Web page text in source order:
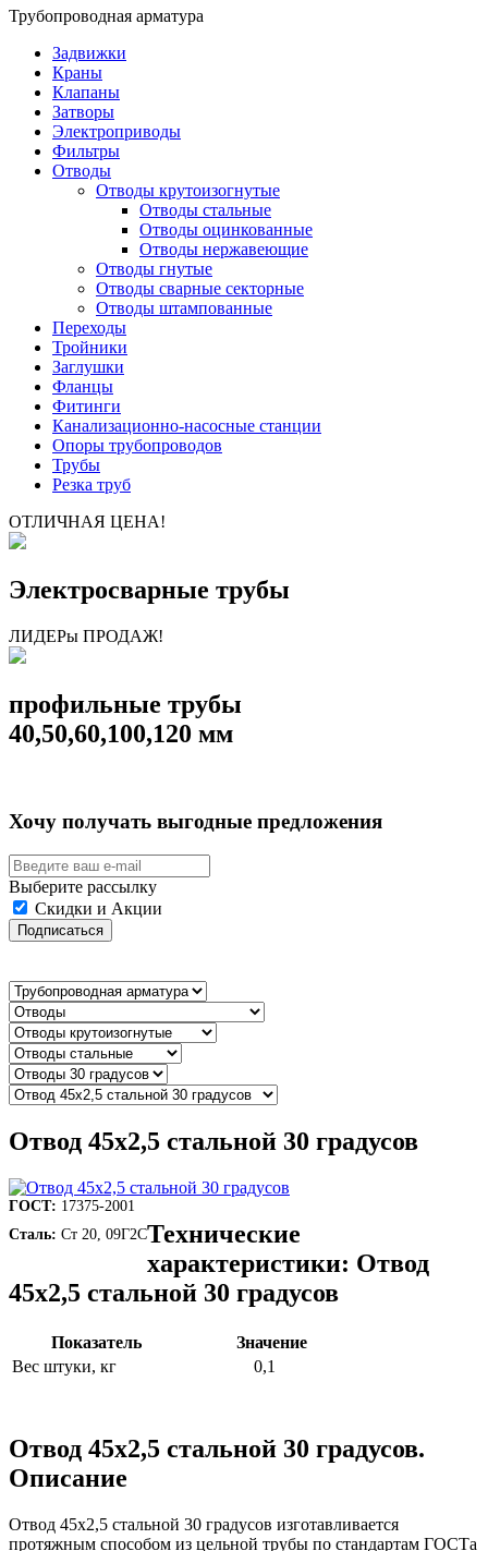
Трубопроводная арматура
Задвижки
Краны
Клапаны
Затворы
Электроприводы
Фильтры
Отводы
Отводы крутоизогнутые
Отводы стальные
Отводы оцинкованные
Отводы нержавеющие
Отводы гнутые
Отводы сварные секторные
Отводы штампованные
Переходы
Тройники
Заглушки
Фланцы
Фитинги
Канализационно-насосные станции
Опоры трубопроводов
Трубы
Резка труб
ОТЛИЧНАЯ ЦЕНА!
Электросварные трубы
ЛИДЕРы ПРОДАЖ!
профильные трубы
40,50,60,100,120 мм
Хочу получать выгодные предложения
Выберите рассылку
Скидки и Акции
Подписаться
Отвод 45х2,5 стальной 30 градусов
ГОСТ: 17375-2001
Сталь: Ст 20, 09Г2СТехнические
характеристики: Отвод
45х2,5 стальной 30 градусов
Показатель
Значение
Вес штуки, кг
0,1
Отвод 45х2,5 стальной 30 градусов.
Описание
Отвод 45х2,5 стальной 30 градусов изготавливается
протяжным способом из цельной трубы по стандартам ГОСТа